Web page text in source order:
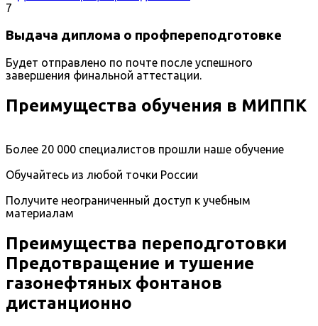
7
Выдача диплома о профпереподготовке
Будет отправлено по почте после успешного
завершения финальной аттестации.
Преимущества обучения в МИППК
Более 20 000 специалистов прошли наше обучение
Обучайтесь из любой точки России
Получите неограниченный доступ к учебным
материалам
Преимущества переподготовки
Предотвращение и тушение
газонефтяных фонтанов
дистанционно